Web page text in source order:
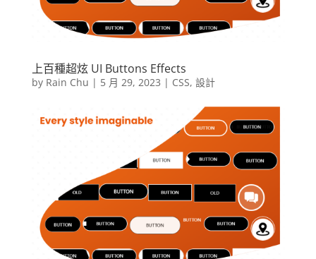
上百種超炫 UI Buttons Effects
by Rain Chu | 5 月 29, 2023 | CSS, 設計